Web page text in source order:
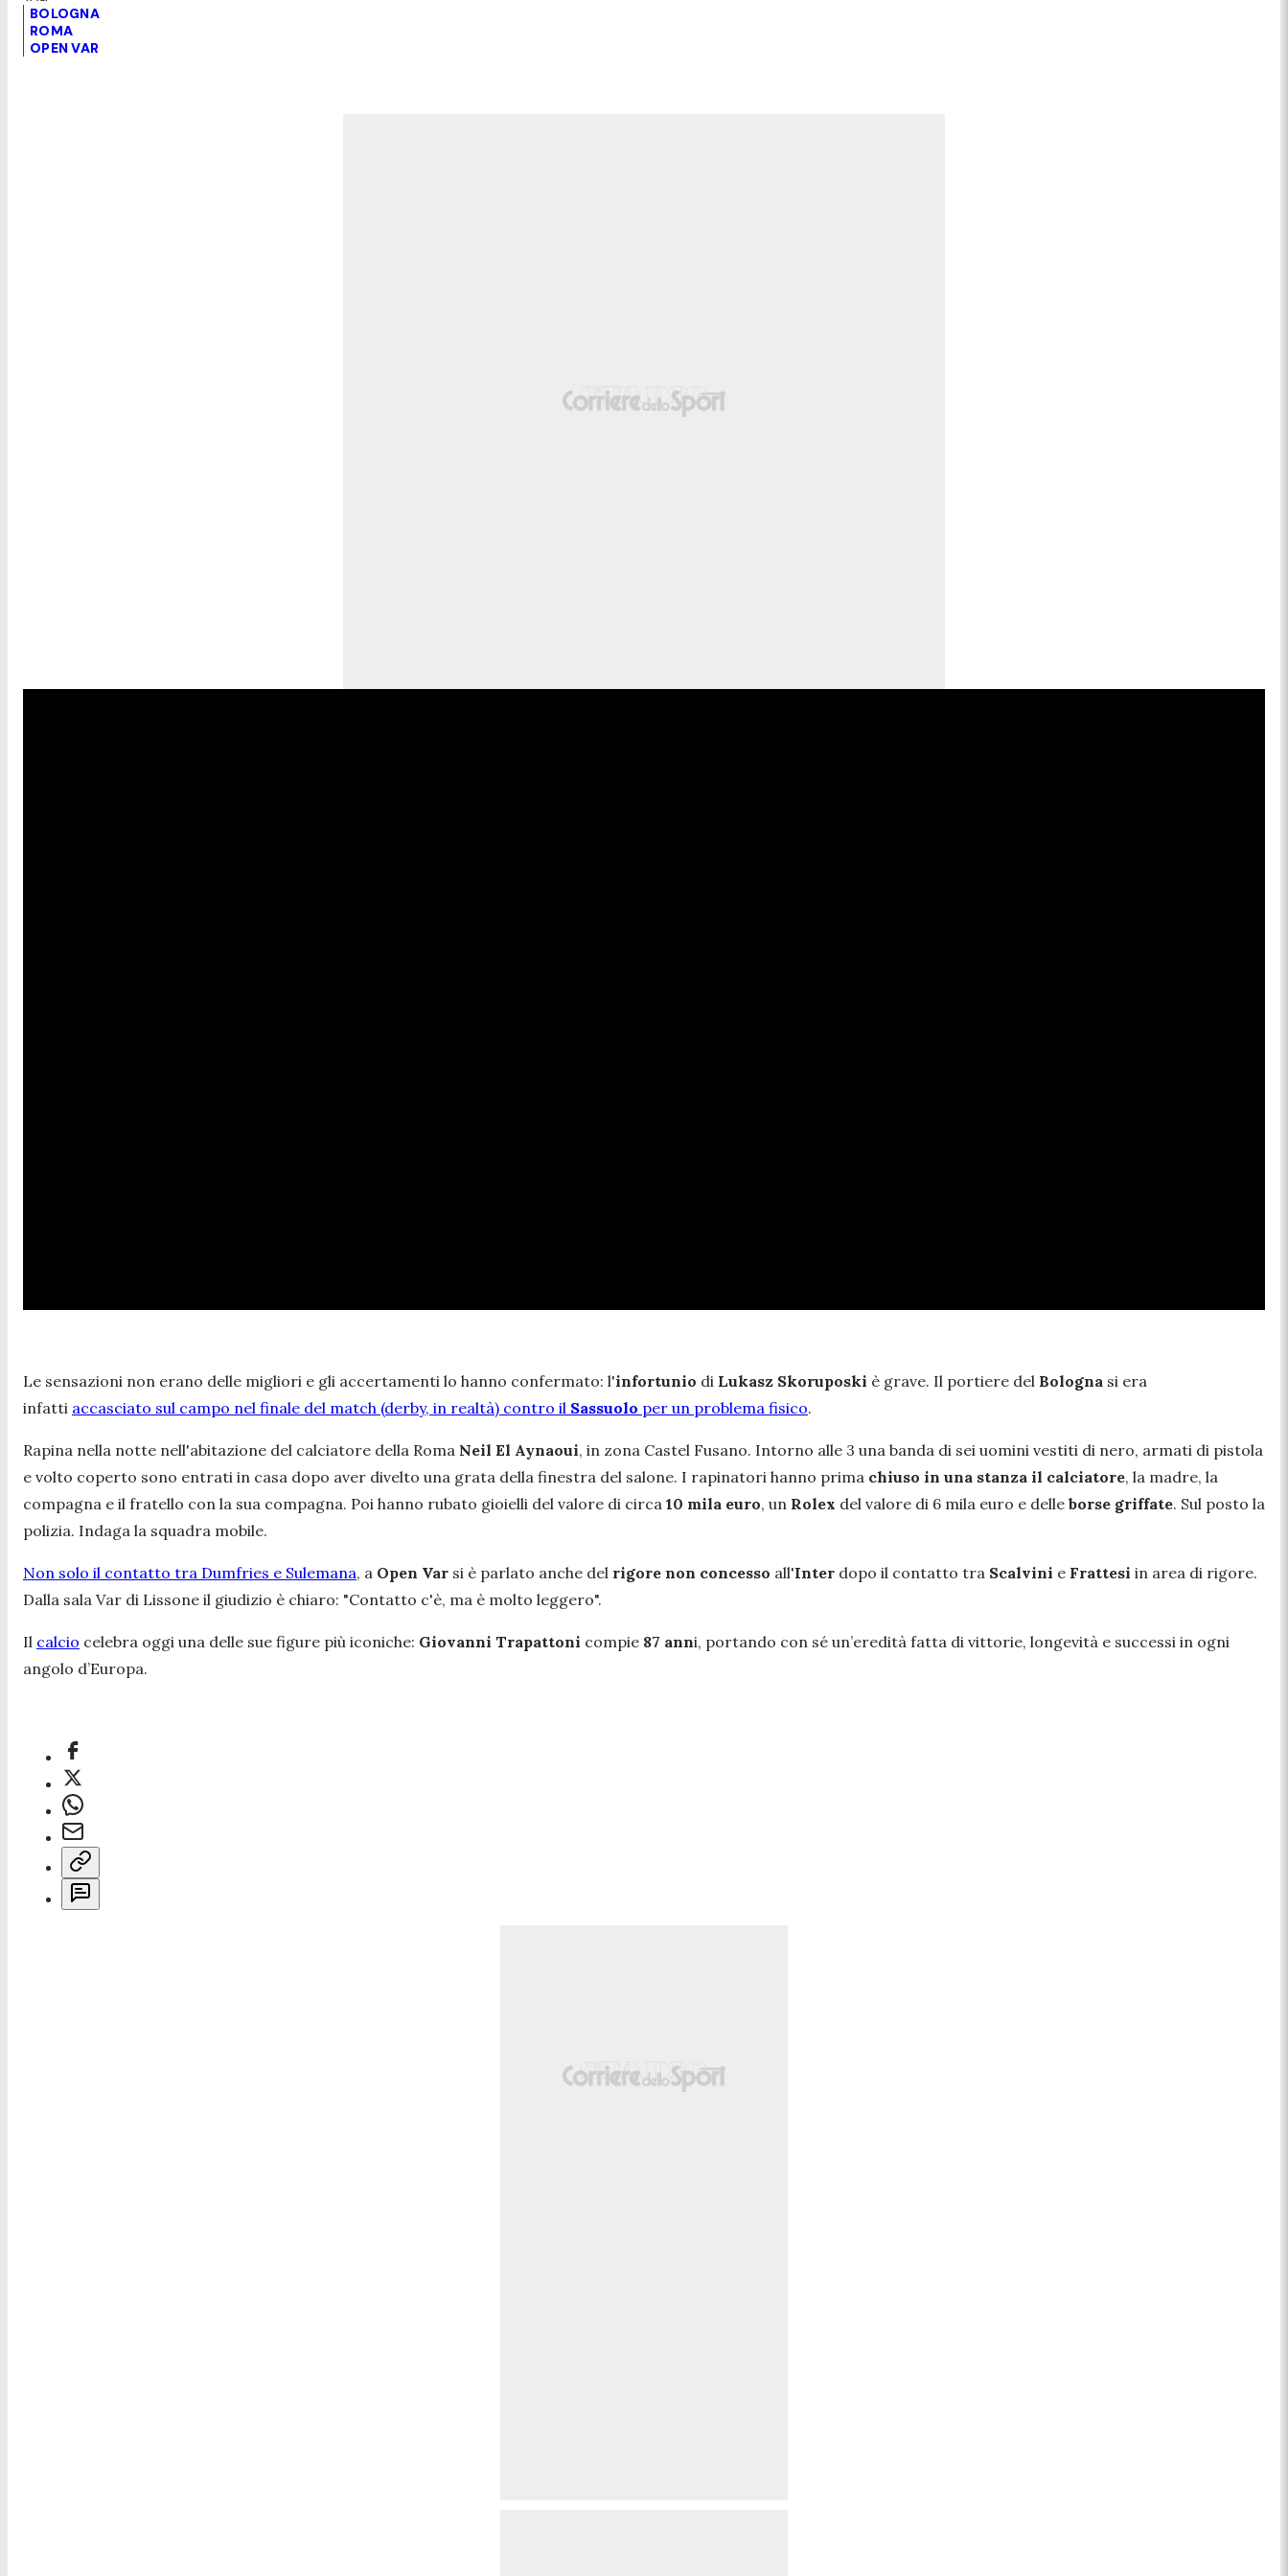
BOLOGNA
ROMA
OPEN VAR
Le sensazioni non erano delle migliori e gli accertamenti lo hanno confermato: l'infortunio di Lukasz Skoruposki è grave. Il portiere del Bologna si era
infatti accasciato sul campo nel finale del match (derby, in realtà) contro il Sassuolo per un problema fisico.
Rapina nella notte nell'abitazione del calciatore della Roma Neil El Aynaoui, in zona Castel Fusano. Intorno alle 3 una banda di sei uomini vestiti di nero, armati di pistola
e volto coperto sono entrati in casa dopo aver divelto una grata della finestra del salone. I rapinatori hanno prima chiuso in una stanza il calciatore, la madre, la
compagna e il fratello con la sua compagna. Poi hanno rubato gioielli del valore di circa 10 mila euro, un Rolex del valore di 6 mila euro e delle borse griffate. Sul posto la
polizia. Indaga la squadra mobile.
Non solo il contatto tra Dumfries e Sulemana, a Open Var si è parlato anche del rigore non concesso all'Inter dopo il contatto tra Scalvini e Frattesi in area di rigore.
Dalla sala Var di Lissone il giudizio è chiaro: "Contatto c'è, ma è molto leggero".
Il calcio celebra oggi una delle sue figure più iconiche: Giovanni Trapattoni compie 87 anni, portando con sé un’eredità fatta di vittorie, longevità e successi in ogni
angolo d’Europa.